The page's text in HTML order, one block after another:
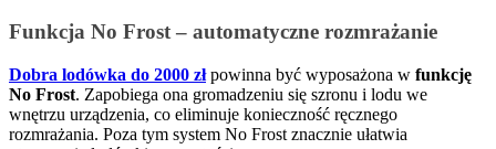
Funkcja No Frost – automatyczne rozmrażanie
Dobra lodówka do 2000 złpowinna być wyposażona w funkcję
No Frost. Zapobiega ona gromadzeniu się szronu i lodu we
wnętrzu urządzenia, co eliminuje konieczność ręcznego
rozmrażania. Poza tym system No Frost znacznie ułatwia